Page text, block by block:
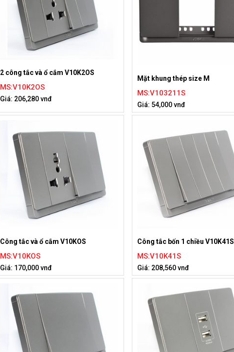
2 công tắc và ổ cắm V10K2OS
MS:V10K2OS
Giá: 206,280 vnđ
Mặt khung thép size M
MS:V103211S
Giá: 54,000 vnđ
Công tắc và ổ cắm V10KOS
MS:V10KOS
Giá: 170,000 vnđ
Công tắc bốn 1 chiều V10K41S
MS:V10K41S
Giá: 208,560 vnđ